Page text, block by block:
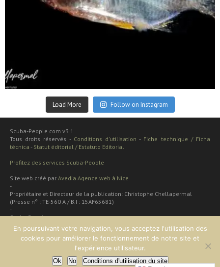
Sep 24
Load More Follow on Instagram
Scuba-People.com v3.1
Tous droits réservés - Conditions d'utilisation - Fiche technique / Ficha
técnica - Statut éditorial / Estatuto Editorial
Profitez des services Scuba-People
Site web créé par Avedia Agence web à Nice
-
Propriétaire et Directeur de la publication: Christophe Chellapermal
(Presse n° : TE-560 A / B.I : 15AF65681)
-
Scuba People
Rua cardal de são josé 48 apt
2 dt
Lisboa, PORTUGAL
EN HAUT
En poursuivant votre navigation, vous acceptez l'utilisation des
cookies pour améliorer le fonctionnement de notre site et
l'expérience utilisateur.
Ok No
Conditions d'utilisation du site